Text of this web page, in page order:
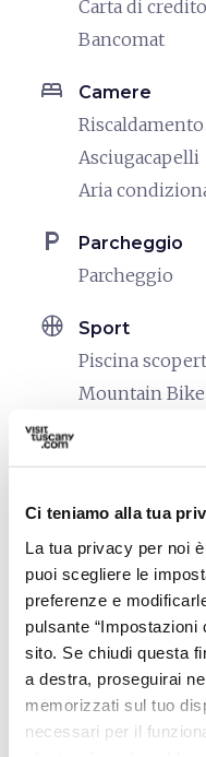
Ci teniamo alla tua
La tua privacy per noi
puoi scegliere le
preferenze e
pulsante “Impostazioni
sito. Se chiudi questa
a destra, proseguirai
memorizzati sul tuo
necessari per il
Carta di credito
Bancomat
bed Camere
Riscaldamento
Asciugacapelli
Aria
local_parking Parcheggio
Parcheggio
sports_basketball Sport
Piscina
Mountain Bike
family_restroom